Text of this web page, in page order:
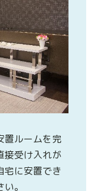
置ルームを完
接受け入れが
宅に安置でき
。